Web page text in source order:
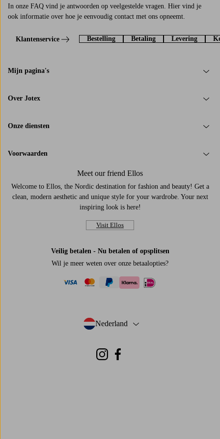
In onze FAQ vind je antwoorden op veelgestelde vragen. Hier vind je
ook informatie over hoe je eenvoudig contact met ons opneemt.
Klantenservice Bestelling Betaling Levering
Mijn pagina's
Over Jotex
Onze diensten
Voorwaarden
Meet our friend Ellos
Welcome to Ellos, the Nordic destination for fashion and beauty! Get a
clean, modern aesthetic and unique style for your wardrobe. Your next
inspiring look is here!
Visit Ellos
Veilig betalen - Nu betalen of opsplitsen
Wil je meer weten over onze betaalopties?
Nederland
- Selecteer land